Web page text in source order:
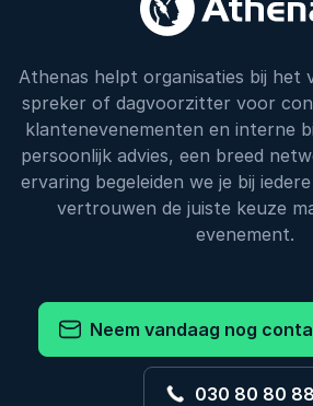
Athenas helpt organisaties bij het
spreker of dagvoorzitter voor
klantenevenementen en interne
persoonlijk advies, een breed
ervaring begeleiden we je bij
vertrouwen de juiste keuze
evenement.
Neem vandaag nog
030 80 80